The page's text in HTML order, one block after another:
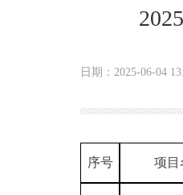
日期：2025-06-04
序号 项目